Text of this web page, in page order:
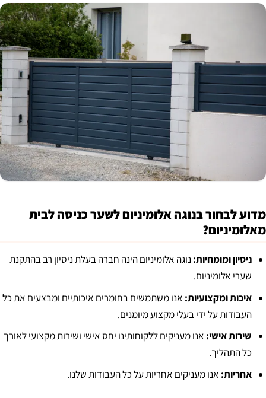
מדוע לבחור בנוגה אלומיניום לשער כניסה לבית
מאלומיניום?
ניסיון ומומחיות: נוגה אלומיניום הינה חברה בעלת ניסיון רב בהתקנת
שערי אלומיניום.
איכות ומקצועיות: אנו משתמשים בחומרים איכותיים ומבצעים את כל
העבודות על ידי בעלי מקצוע מיומנים.
שירות אישי: אנו מעניקים ללקוחותינו יחס אישי ושירות מקצועי לאורך
כל התהליך.
אחריות: אנו מעניקים אחריות על כל העבודות שלנו.